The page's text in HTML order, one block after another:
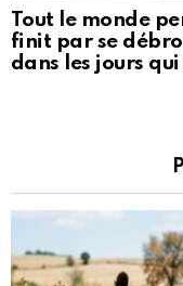
Tout le monde
finit par se
dans les jours